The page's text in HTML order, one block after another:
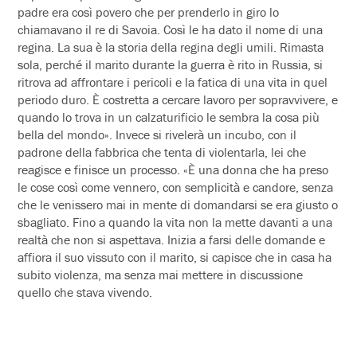
padre era così povero che per prenderlo in giro lo
chiamavano il re di Savoia. Così le ha dato il nome di una
regina. La sua è la storia della regina degli umili. Rimasta
sola, perché il marito durante la guerra è rito in Russia, si
ritrova ad affrontare i pericoli e la fatica di una vita in quel
periodo duro. È costretta a cercare lavoro per sopravvivere, e
quando lo trova in un calzaturificio le sembra la cosa più
bella del mondo». Invece si rivelerà un incubo, con il
padrone della fabbrica che tenta di violentarla, lei che
reagisce e finisce un processo. «È una donna che ha preso
le cose così come vennero, con semplicità e candore, senza
che le venissero mai in mente di domandarsi se era giusto o
sbagliato. Fino a quando la vita non la mette davanti a una
realtà che non si aspettava. Inizia a farsi delle domande e
affiora il suo vissuto con il marito, si capisce che in casa ha
subito violenza, ma senza mai mettere in discussione
quello che stava vivendo.